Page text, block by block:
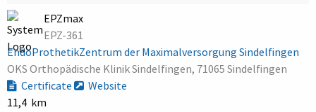
EPZmax
EPZ-361
EndoProthetikZentrum der Maximalversorgung Sindelfingen
OKS Orthopädische Klinik Sindelfingen, 71065 Sindelfingen
Certificate
Website
11,4 km